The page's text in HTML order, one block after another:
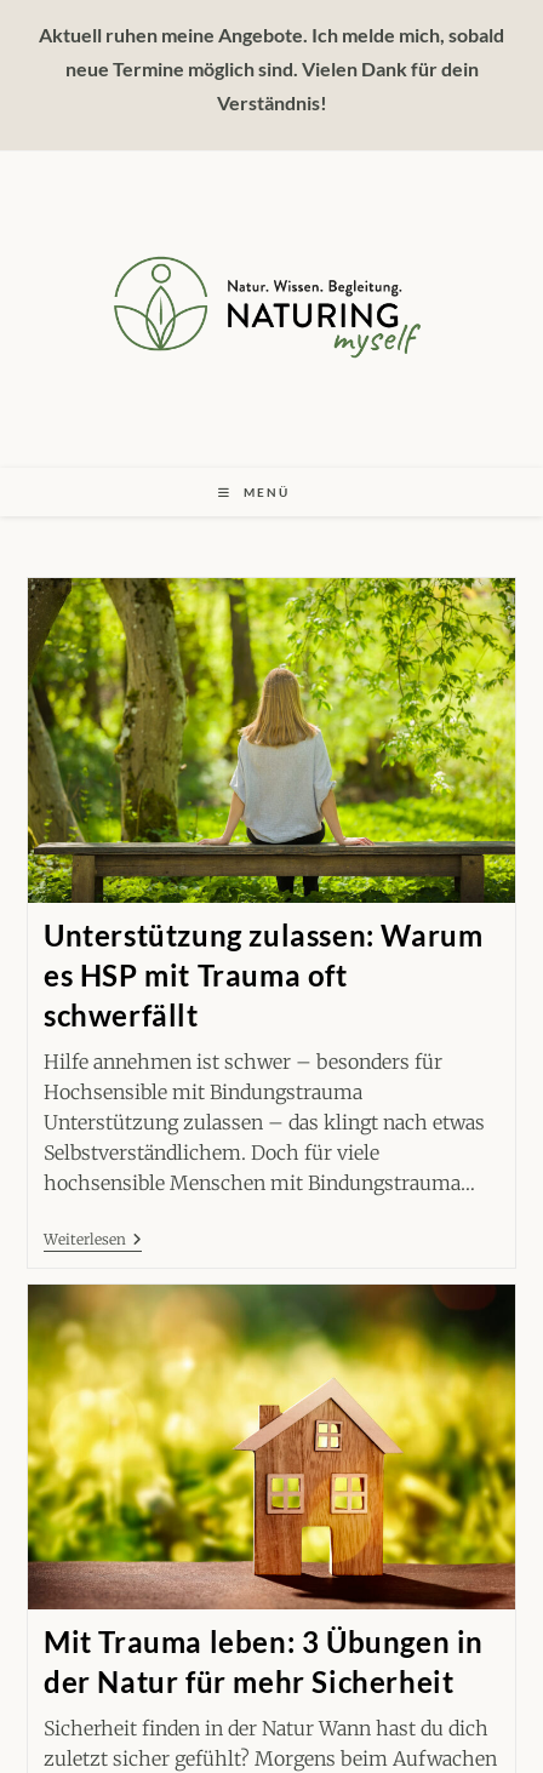
Inhalt
springen
Aktuell ruhen meine Angebote. Ich melde mich, sobald
neue Termine möglich sind. Vielen Dank für dein
Verständnis!
MENÜ
Unterstützung zulassen: Warum
es HSP mit Trauma oft
schwerfällt
Hilfe annehmen ist schwer – besonders für
Hochsensible mit Bindungstrauma
Unterstützung zulassen – das klingt nach etwas
Selbstverständlichem. Doch für viele
hochsensible Menschen mit Bindungstrauma…
WeiterlesenUnterstützung
Zulassen:
Mit
Trauma
Oft
Schwerfällt
Mit Trauma leben: 3 Übungen in
der Natur für mehr Sicherheit
Sicherheit finden in der Natur Wann hast du dich
zuletzt sicher gefühlt? Morgens beim Aufwachen